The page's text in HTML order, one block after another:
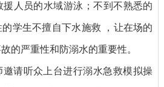
人员的水域游泳；不到不熟悉的
学生不擅自下水施救 ，让在场的
的严重性和防溺水的重要性。
请听众上台进行溺水急救模拟操